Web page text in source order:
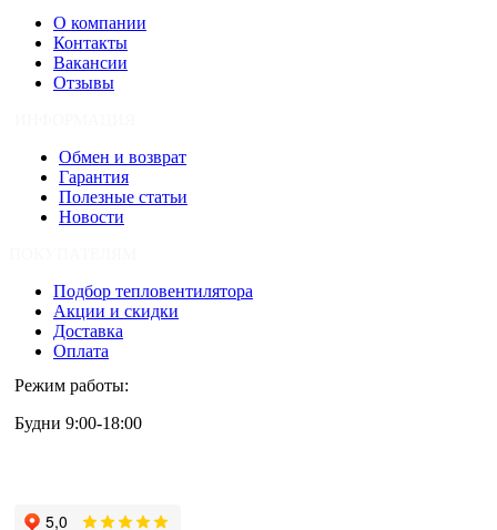
О компании
Контакты
Вакансии
Отзывы
Обмен и возврат
Гарантия
Полезные статьи
Новости
Подбор тепловентилятора
Акции и скидки
Доставка
Оплата
Режим работы:
Будни 9:00-18:00